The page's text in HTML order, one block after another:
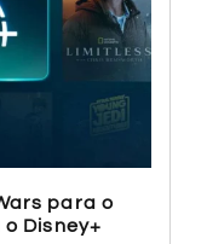
para o
Disney+